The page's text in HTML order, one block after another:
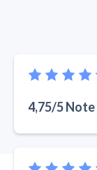
4,75/5 Note